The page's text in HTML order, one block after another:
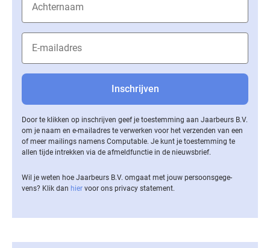
Door te klikken op inschrijven geef je toestemming aan Jaarbeurs B.V.
om je naam en e-mailadres te verwerken voor het verzenden van een
of meer mailings namens Computable. Je kunt je toestemming te
allen tijde intrekken via de af­meld­func­tie in de nieuwsbrief.
Wil je weten hoe Jaarbeurs B.V. omgaat met jouw per­soons­ge­ge­
vens? Klik dan hier voor ons privacy statement.